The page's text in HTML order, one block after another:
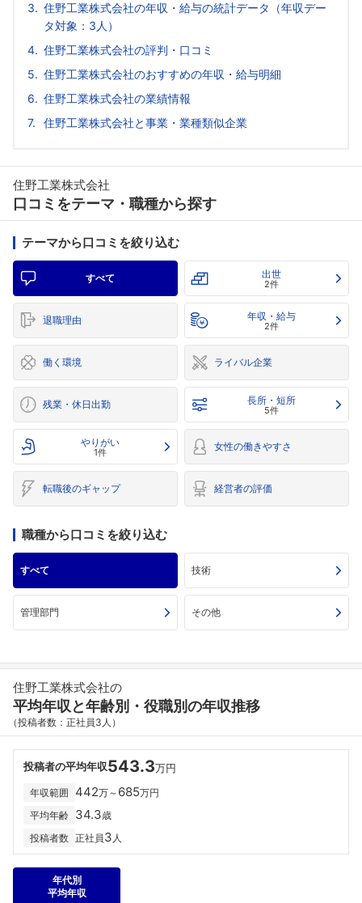
住野工業株式会社の年収・給与の統計データ（年収デー
タ対象：3人）
住野工業株式会社の評判・口コミ
住野工業株式会社のおすすめの年収・給与明細
住野工業株式会社の業績情報
住野工業株式会社と事業・業種類似企業
住野工業株式会社
口コミをテーマ・職種から探す
テーマから口コミを絞り込む
すべて 出世
2件
退職理由 年収・給与
2件
働く環境 ライバル企業
残業・休日出勤 長所・短所
5件
やりがい
1件 女性の働きやすさ
転職後のギャップ 経営者の評価
職種から口コミを絞り込む
すべて 技術
管理部門 その他
住野工業株式会社の
平均年収と年齢別・役職別の年収推移
（投稿者数：正社員3人）
投稿者の平均年収543.3万円
年収範囲 442万～ 685万円
平均年齢 34.3歳
投稿者数 正社員3 人
年代別
平均年収